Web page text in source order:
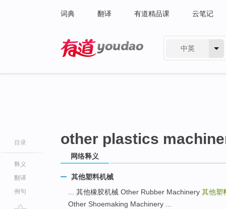
词典 翻译 有道精品课 云笔记
中英
目录
释义
翻译
例句
other plastics
网络释义
其他塑料机械
... 其他橡胶机械 Other Rubber Machinery 其他塑
Other Shoemaking Machinery ...